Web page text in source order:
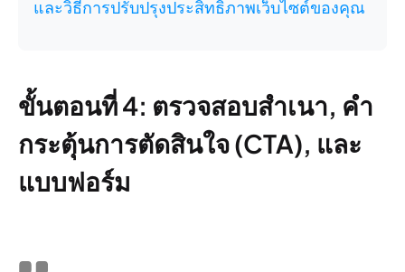
และวิธีการปรับปรุงประสิทธิภาพเว็บไซต์ของคุณ
ขั้นตอนที่ 4: ตรวจสอบสำเนา, คำ
กระตุ้นการตัดสินใจ (CTA), และ
แบบฟอร์ม